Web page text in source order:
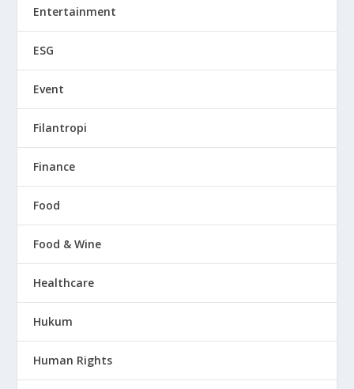
Entertainment
ESG
Event
Filantropi
Finance
Food
Food & Wine
Healthcare
Hukum
Human Rights